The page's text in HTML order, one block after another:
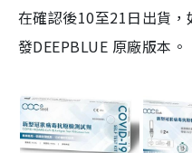
在確認後10至21日出貨
發DEEPBLUE 原廠版本。